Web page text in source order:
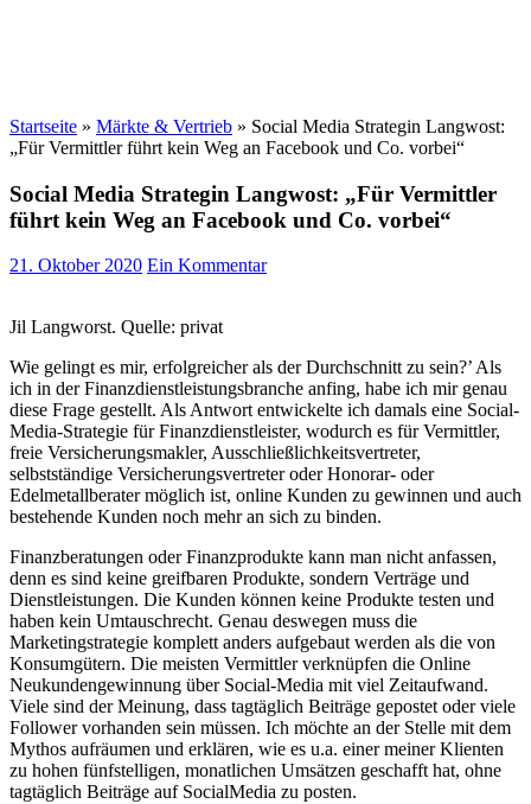
Startseite » Märkte & Vertrieb » Social Media Strategin Langwost:
„Für Vermittler führt kein Weg an Facebook und Co. vorbei“
Social Media Strategin Langwost: „Für Vermittler
führt kein Weg an Facebook und Co. vorbei“
21. Oktober 2020 Ein Kommentar
Jil Langworst. Quelle: privat
Wie gelingt es mir, erfolgreicher als der Durchschnitt zu sein?’ Als
ich in der Finanzdienstleistungsbranche anfing, habe ich mir genau
diese Frage gestellt. Als Antwort entwickelte ich damals eine Social-
Media-Strategie für Finanzdienstleister, wodurch es für Vermittler,
freie Versicherungsmakler, Ausschließlichkeitsvertreter,
selbstständige Versicherungsvertreter oder Honorar- oder
Edelmetallberater möglich ist, online Kunden zu gewinnen und auch
bestehende Kunden noch mehr an sich zu binden.
Finanzberatungen oder Finanzprodukte kann man nicht anfassen,
denn es sind keine greifbaren Produkte, sondern Verträge und
Dienstleistungen. Die Kunden können keine Produkte testen und
haben kein Umtauschrecht. Genau deswegen muss die
Marketingstrategie komplett anders aufgebaut werden als die von
Konsumgütern. Die meisten Vermittler verknüpfen die Online
Neukundengewinnung über Social-Media mit viel Zeitaufwand.
Viele sind der Meinung, dass tagtäglich Beiträge gepostet oder viele
Follower vorhanden sein müssen. Ich möchte an der Stelle mit dem
Mythos aufräumen und erklären, wie es u.a. einer meiner Klienten
zu hohen fünfstelligen, monatlichen Umsätzen geschafft hat, ohne
tagtäglich Beiträge auf SocialMedia zu posten.